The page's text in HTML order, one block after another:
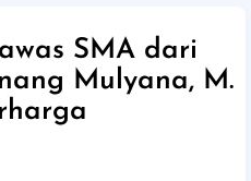
SMA dari
Mulyana, M.